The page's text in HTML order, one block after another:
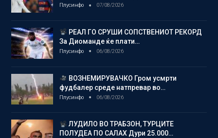
Плусинфо 07/08/2026
РЕАЛ ГО СРУШИ СОПСТВЕНИОТ РЕКОРД
За Диоманде ќе плати…
Плусинфо 06/08/2026
ВОЗНЕМИРУВАЧКО Гром усмрти
фудбалер среде натпревар во…
Плусинфо 06/08/2026
ЛУДИЛО ВО ТРАБЗОН, ТУРЦИТЕ
ПОЛУДЕА ПО САЛАХ Дури 25.000…